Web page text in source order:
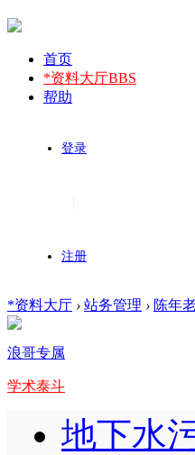
首页
*资料大厅BBS
帮助
登录
注册
*资料大厅 › 站务管理 › 陈年
浪哥专属
学术泰斗
地下水